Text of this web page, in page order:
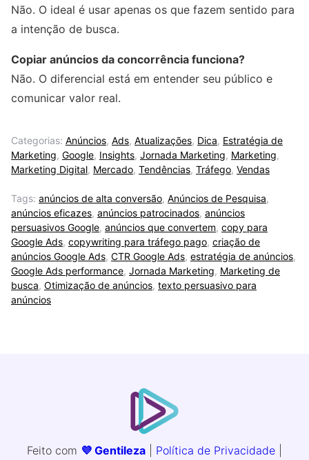
Não. O ideal é usar apenas os que fazem sentido para
a intenção de busca.
Copiar anúncios da concorrência funciona?
Não. O diferencial está em entender seu público e
comunicar valor real.
Categorias: Anúncios, Ads, Atualizações, Dica, Estratégia de
Marketing, Google, Insights, Jornada Marketing, Marketing,
Marketing Digital, Mercado, Tendências, Tráfego, Vendas
Tags: anúncios de alta conversão, Anúncios de Pesquisa,
anúncios eficazes, anúncios patrocinados, anúncios
persuasivos Google, anúncios que convertem, copy para
Google Ads, copywriting para tráfego pago, criação de
anúncios Google Ads, CTR Google Ads, estratégia de anúncios,
Google Ads performance, Jornada Marketing, Marketing de
busca, Otimização de anúncios, texto persuasivo para
anúncios
Feito com 💜 Gentileza Política de Privacidade